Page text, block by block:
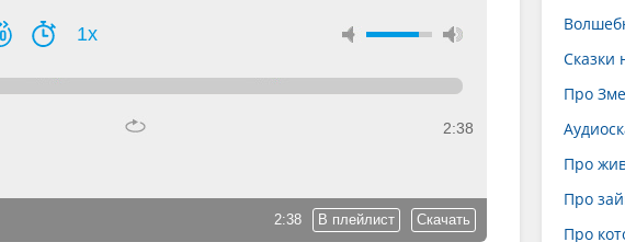
1x
2:38
2:38 В плейлист Скачать
Сказки
Про
Про
Про
Про